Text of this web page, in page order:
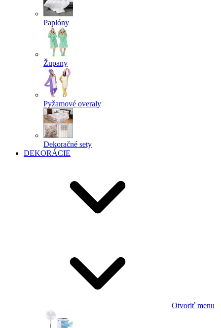
Paplóny
Župany
Pyžamové overaly
Dekoračné sety
DEKORÁCIE
Otvoriť menu